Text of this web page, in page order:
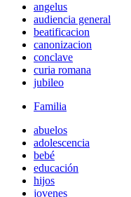
angelus
audiencia general
beatificacion
canonizacion
conclave
curia romana
jubileo
Familia
abuelos
adolescencia
bebé
educación
hijos
jovenes